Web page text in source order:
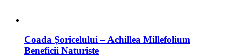
Coada Șoricelului – Achillea Millefolium
Beneficii Naturiste